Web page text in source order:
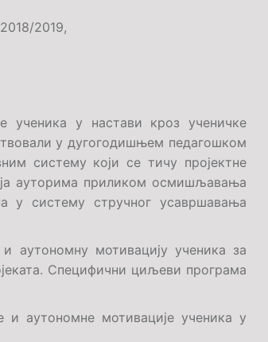
2018/2019,
ученика у настави кроз ученичке
у дугогодишњем педагошком
систему који се тичу пројектне
ауторима приликом осмишљавања
у систему стручног усавршавања
мотивацију ученика за
Специфични циљеви програма
аутономне мотивације ученика у